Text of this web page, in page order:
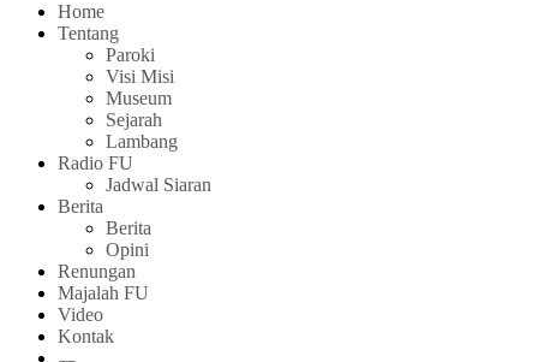
Home
Tentang
Paroki
Visi Misi
Museum
Sejarah
Lambang
Radio FU
Jadwal Siaran
Berita
Berita
Opini
Renungan
Majalah FU
Video
Kontak